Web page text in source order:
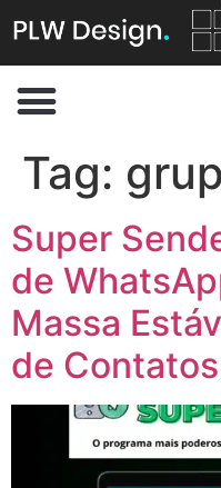
Tag:
Super
de
Massa
de Contatos